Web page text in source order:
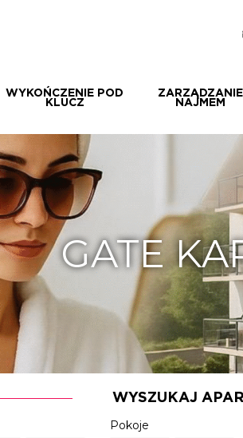
WYKOŃCZENIE POD
KLUCZ
ZARZĄDZANIE
NAJMEM
GATE
WYSZUKAJ
Pokoje